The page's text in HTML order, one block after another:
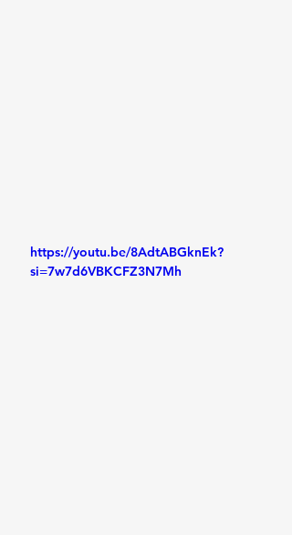
https://youtu.be/8AdtABGknEk?
si=7w7d6VBKCFZ3N7Mh